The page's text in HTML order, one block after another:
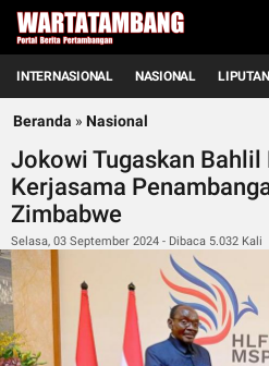
INTERNASIONAL NASIONAL
Beranda » Nasional
Jokowi Tugaskan Bahlil
Kerjasama
Zimbabwe
Selasa, 03 September 2024 - Dibaca 5.032 Kali